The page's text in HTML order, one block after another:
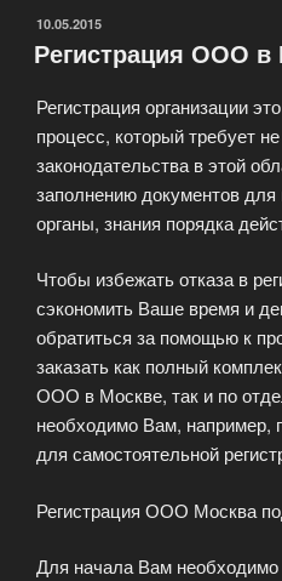
СРО»
ОПУБЛИКОВАНО
10.05.2015
Регистрация ООО в
Регистрация организации
процесс, который требует
законодательства в этой
заполнению документов
органы, знания порядка
Чтобы избежать отказа в
сэкономить Ваше время и
обратиться за помощью к
заказать как полный
ООО в Москве, так и по
необходимо Вам, например,
для самостоятельной
Регистрация ООО Москва
Для начала Вам необходимо